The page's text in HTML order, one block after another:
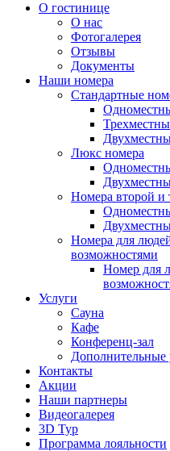
О гостинице
О нас
Фотогалерея
Отзывы
Документы
Наши номера
Стандартные
Люкс номера
Номера второй и
Номера для
возможностями
Номер для
Услуги
Сауна
Кафе
Конференц-зал
Дополнительные
Контакты
Акции
Наши партнеры
Видеогалерея
3D Тур
Программа лояльности